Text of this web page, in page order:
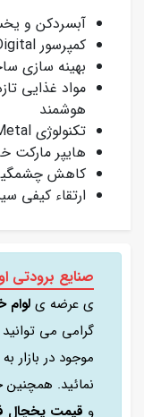
آبسردکن و
کمپرسور Inverter Digital
بهینه سازی
مواد غذایی
هوشمند
تکنولوژی cooling Metal
هایپر مارکت
کاهش چشمگیر
ارتقاء کیفی
صنایع برودتی
ی عرضه ی لوام
گرامی می
موجود در
نمائید.
و قیمت یخچال